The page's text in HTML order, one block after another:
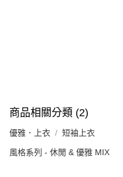
商品相關分類 (2)
優雅．上衣 短袖上衣
風格系列 - 休閒 & 優雅 MIX